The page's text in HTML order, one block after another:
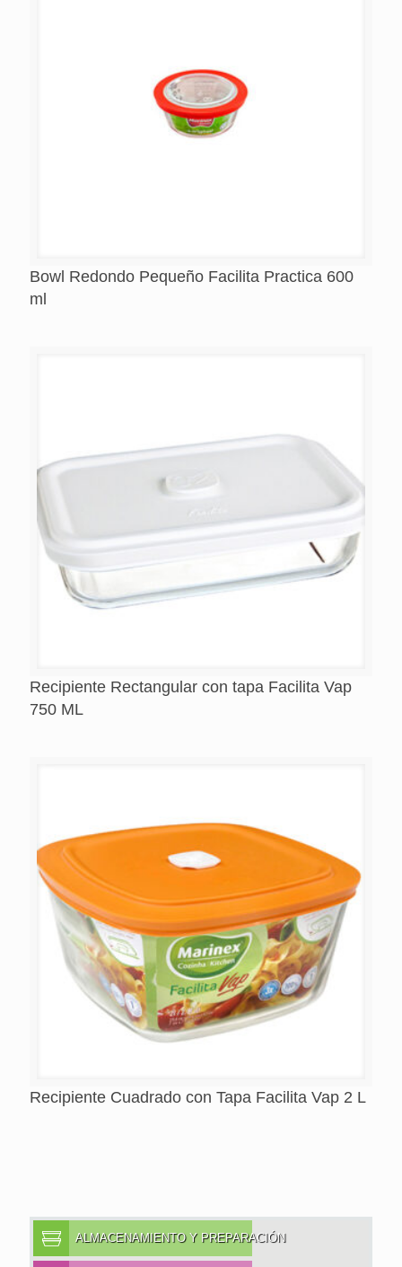
Bowl Redondo Pequeño Facilita Practica 600
ml
Recipiente Rectangular con tapa Facilita Vap
750 ML
Recipiente Cuadrado con Tapa Facilita Vap 2 L
ALMACENAMIENTO Y PREPARACIÓN